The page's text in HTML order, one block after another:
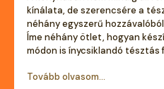
kínálata, de szerencsére a
néhány egyszerű
Íme néhány ötlet, hogyan
módon is ínycsiklandó tésztás
Tovább olvasom...